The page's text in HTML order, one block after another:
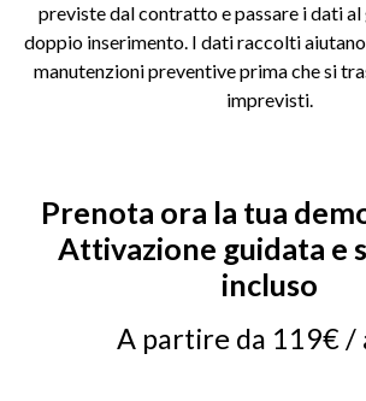
previste dal contratto e passare i dati al
doppio inserimento. I dati raccolti
manutenzioni preventive prima che si
imprevisti.
Prenota ora la tua
Attivazione guidata e
incluso
A partire da 119€ /